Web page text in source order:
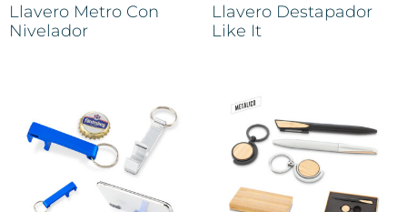
Llavero Metro Con
Nivelador
Llavero Destapador
Like It